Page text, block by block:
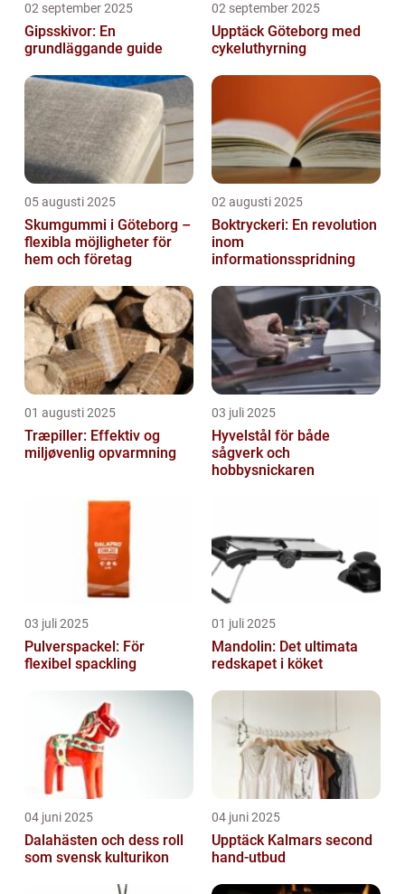
02 september 2025
Gipsskivor: En
grundläggande guide
02 september 2025
Upptäck Göteborg med
cykeluthyrning
05 augusti 2025
Skumgummi i Göteborg –
flexibla möjligheter för
hem och företag
02 augusti 2025
Boktryckeri: En revolution
inom
informationsspridning
01 augusti 2025
Træpiller: Effektiv og
miljøvenlig opvarmning
03 juli 2025
Hyvelstål för både
sågverk och
hobbysnickaren
03 juli 2025
Pulverspackel: För
flexibel spackling
01 juli 2025
Mandolin: Det ultimata
redskapet i köket
04 juni 2025
Dalahästen och dess roll
som svensk kulturikon
04 juni 2025
Upptäck Kalmars second
hand-utbud